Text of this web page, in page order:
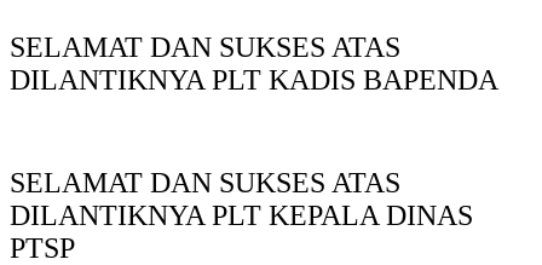
SELAMAT DAN SUKSES ATAS
DILANTIKNYA PLT KADIS BAPENDA
SELAMAT DAN SUKSES ATAS
DILANTIKNYA PLT KEPALA DINAS
PTSP